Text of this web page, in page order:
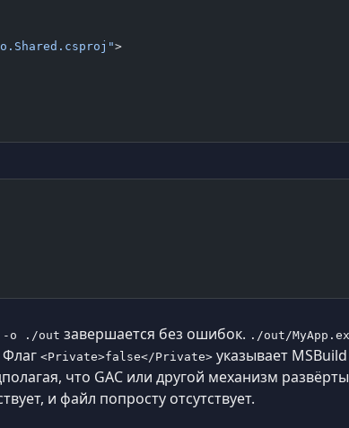
>
-o ./out завершается без ошибок. ./out/
Флаг <Private>false</Private> указывает
что GAC или другой механизм
и файл попросту отсутствует.